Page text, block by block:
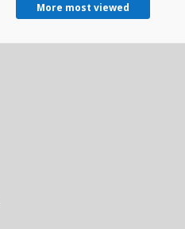
More most viewed